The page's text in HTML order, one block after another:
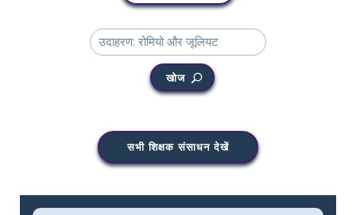
खोज
सभी शिक्षक संसाधन देखें